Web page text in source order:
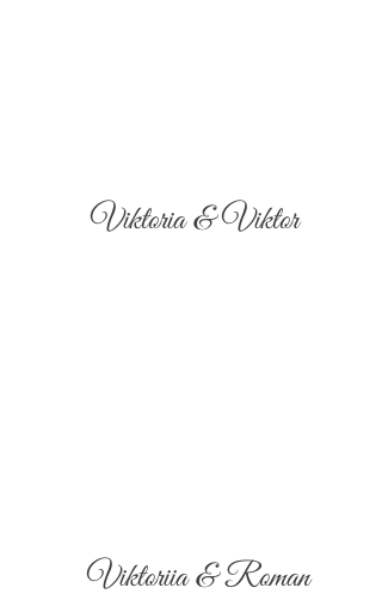
Viktoria & Viktor
Viktoriia & Roman